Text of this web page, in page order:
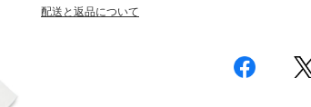
配送と返品について